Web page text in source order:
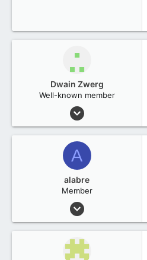
Dwain Zwerg
Well-known member
A
alabre
Member
10 Dezember 2021